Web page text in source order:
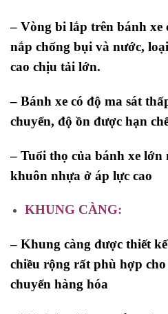
– Vòng bi lắp trên bánh xe
nắp chống bụi và nước,
cao chịu tải lớn.
– Bánh xe có độ ma sát
chuyển, độ ồn được hạn
– Tuổi thọ của bánh xe lớn
khuôn nhựa ở áp lực cao
KHUNG CÀNG:
– Khung càng được thiết
chiều rộng rất phù hợp
chuyển hàng hóa